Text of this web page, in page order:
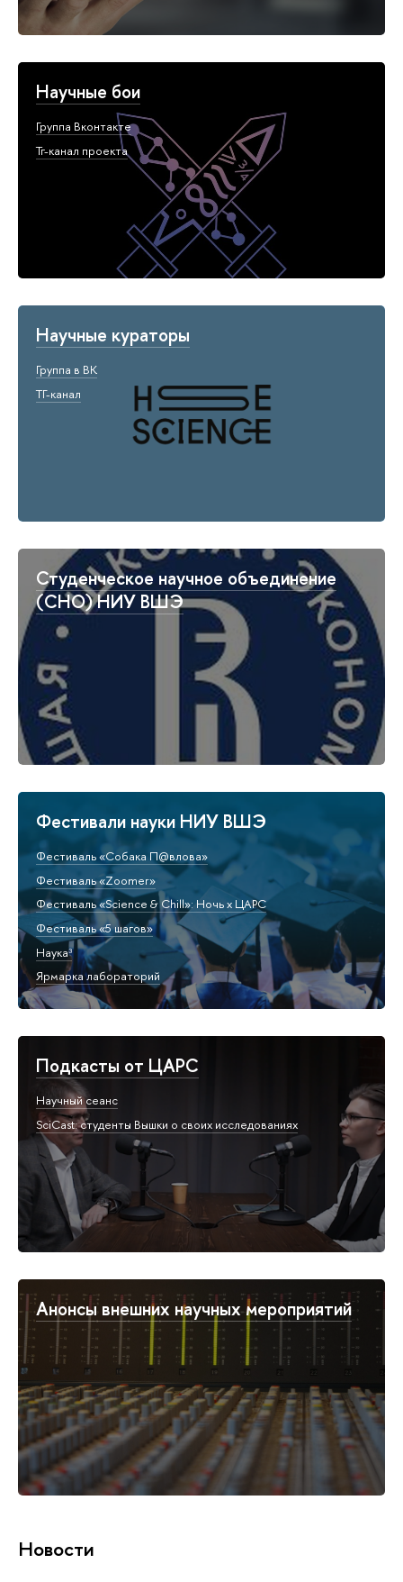
Научные бои
Группа Вконтакте
Тг-канал проекта
Научные кураторы
Группа в ВК
ТГ-канал
Студенческое научное объединение
(СНО) НИУ ВШЭ
Фестивали науки НИУ ВШЭ
Фестиваль «Собака П@влова»
Фестиваль «Zoomer»
Фестиваль «Science & Chill»: Ночь х ЦАРС
Фестиваль «5 шагов»
Наука³
Ярмарка лабораторий
Подкасты от ЦАРС
Научный сеанс
SciCast: студенты Вышки о своих исследованиях
Анонсы внешних научных мероприятий
Новости